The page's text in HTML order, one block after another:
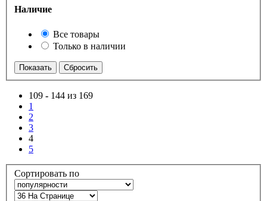
Наличие
Все товары
Только в наличии
109 - 144 из 169
1
2
3
4
5
Сортировать по